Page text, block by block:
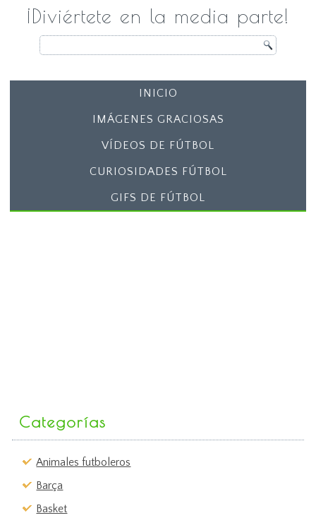
¡Diviértete en la media parte!
INICIO
IMÁGENES GRACIOSAS
VÍDEOS DE FÚTBOL
CURIOSIDADES FÚTBOL
GIFS DE FÚTBOL
Categorías
Animales futboleros
Barça
Basket